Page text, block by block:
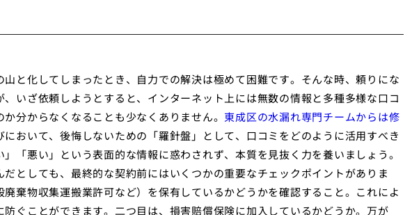
と化してしまったとき、自力での解決は極めて困難です。そんな時、頼りにな
いざ依頼しようとすると、インターネット上には無数の情報と多種多様な口コ
分からなくなることも少なくありません。 東成区の水漏れ専門チームからは修
おいて、後悔しないための「羅針盤」として、口コミをどのように活用すべき
「悪い」という表面的な情報に惑わされず、本質を見抜く力を養いましょう。
としても、最終的な契約前にはいくつかの重要なチェックポイントがありま
棄物収集運搬業許可など）を保有しているかどうかを確認すること。これによ
ぐことができます。二つ目は、損害賠償保険に加入しているかどうか。万が